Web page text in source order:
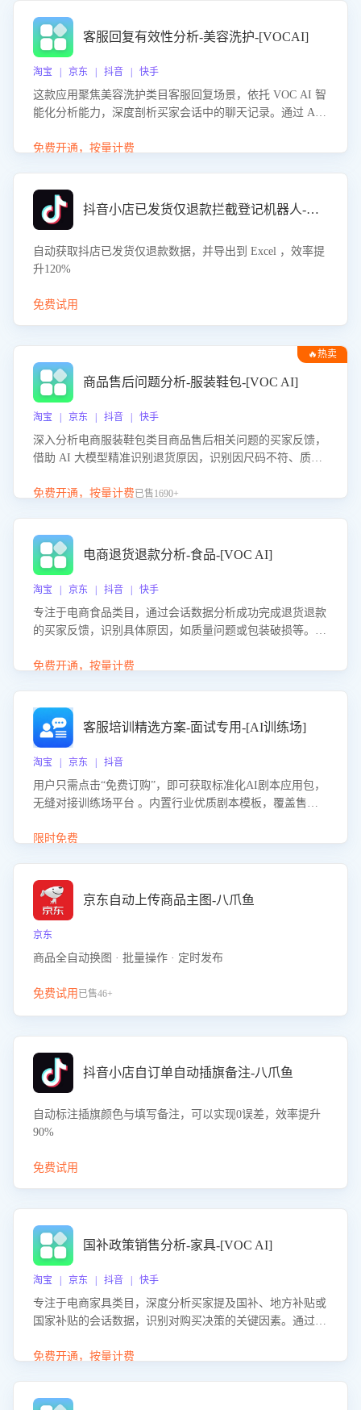
客服回复有效性分析-美容洗护-[VOCAI]
淘宝 | 京东 | 抖音 | 快手
这款应用聚焦美容洗护类目客服回复场景，依托 VOC AI 智
能化分析能力，深度剖析买家会话中的聊天记录。通过 AI
答的有效性与完整性，输出针对性改进策略，助力商家快速
免费开通，按量计费
抖音小店已发货仅退款拦截登记机器人-八爪鱼
自动获取抖店已发货仅退款数据，并导出到 Excel ，效率提
升120%
免费试用
🔥热卖
商品售后问题分析-服装鞋包-[VOC AI]
淘宝 | 京东 | 抖音 | 快手
深入分析电商服装鞋包类目商品售后相关问题的买家反馈，
借助 AI 大模型精准识别退货原因，识别因尺码不符、质量
议，助力商家优化产品或服务，实现销售额的显著提升。
免费开通，按量计费已售1690+
电商退货退款分析-食品-[VOC AI]
淘宝 | 京东 | 抖音 | 快手
专注于电商食品类目，通过会话数据分析成功完成退货退款
的买家反馈，识别具体原因，如质量问题或包装破损等。结
商家降低退款率，提升售后效率。
免费开通，按量计费
客服培训精选方案-面试专用-[AI训练场]
淘宝 | 京东 | 抖音
用户只需点击“免费订购”，即可获取标准化AI剧本应用包，
无缝对接训练场平台 。内置行业优质剧本模板，覆盖售前
初始化时间，助力企业快速启动智能客服训练
限时免费
京东自动上传商品主图-八爪鱼
京东
商品全自动换图 · 批量操作 · 定时发布
免费试用 已售46+
抖音小店自订单自动插旗备注-八爪鱼
自动标注插旗颜色与填写备注，可以实现0误差，效率提升
90%
免费试用
国补政策销售分析-家具-[VOC AI]
淘宝 | 京东 | 抖音 | 快手
专注于电商家具类目，深度分析买家提及国补、地方补贴或
国家补贴的会话数据，识别对购买决策的关键因素。通过AI
化策略，助力商家利用国补政策提升GMV。
免费开通，按量计费